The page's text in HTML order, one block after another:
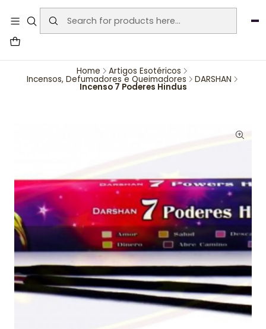
User-agent: * Allow: / Sitemap:
https://www.auraemporium.pt/sitemap.xml
Home Artigos Esotéricos
Incensos, Defumadores e Queimadores DARSHAN
Incenso 7 Poderes Hindus